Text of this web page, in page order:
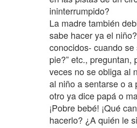
ininterrumpido?
La madre también
sabe hacer ya el
conocidos- cuando
pie?” etc.,
veces no se obliga al
al niño a sentarse o a
otro ya dice papá o
¡Pobre bebé! ¡Qué
hacerlo? ¿A quién le